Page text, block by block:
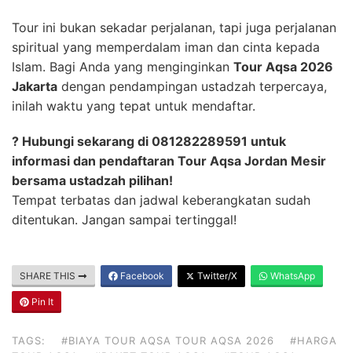
Tour ini bukan sekadar perjalanan, tapi juga perjalanan
spiritual yang memperdalam iman dan cinta kepada
Islam. Bagi Anda yang menginginkan Tour Aqsa 2026
Jakarta dengan pendampingan ustadzah terpercaya,
inilah waktu yang tepat untuk mendaftar.
? Hubungi sekarang di 081282289591 untuk
informasi dan pendaftaran Tour Aqsa Jordan Mesir
bersama ustadzah pilihan!
Tempat terbatas dan jadwal keberangkatan sudah
ditentukan. Jangan sampai tertinggal!
SHARE THIS Facebook Twitter/X WhatsApp
Pin It
TAGS: #BIAYA TOUR AQSA TOUR AQSA 2026
#HARGA